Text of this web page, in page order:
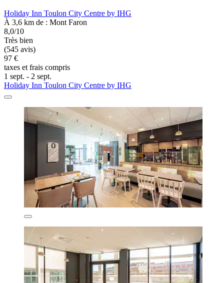
Holiday Inn Toulon City Centre by IHG
À 3,6 km de : Mont Faron
8,0/10
Très bien
(545 avis)
97 €
taxes et frais compris
1 sept. - 2 sept.
Holiday Inn Toulon City Centre by IHG